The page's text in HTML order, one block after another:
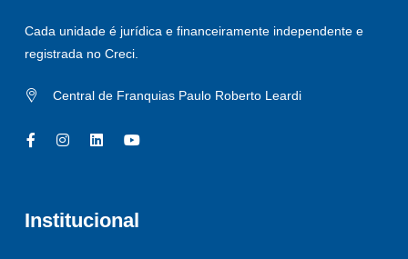
Cada unidade é jurídica e financeiramente independente e
registrada no Creci.
Central de Franquias Paulo Roberto Leardi
Institucional